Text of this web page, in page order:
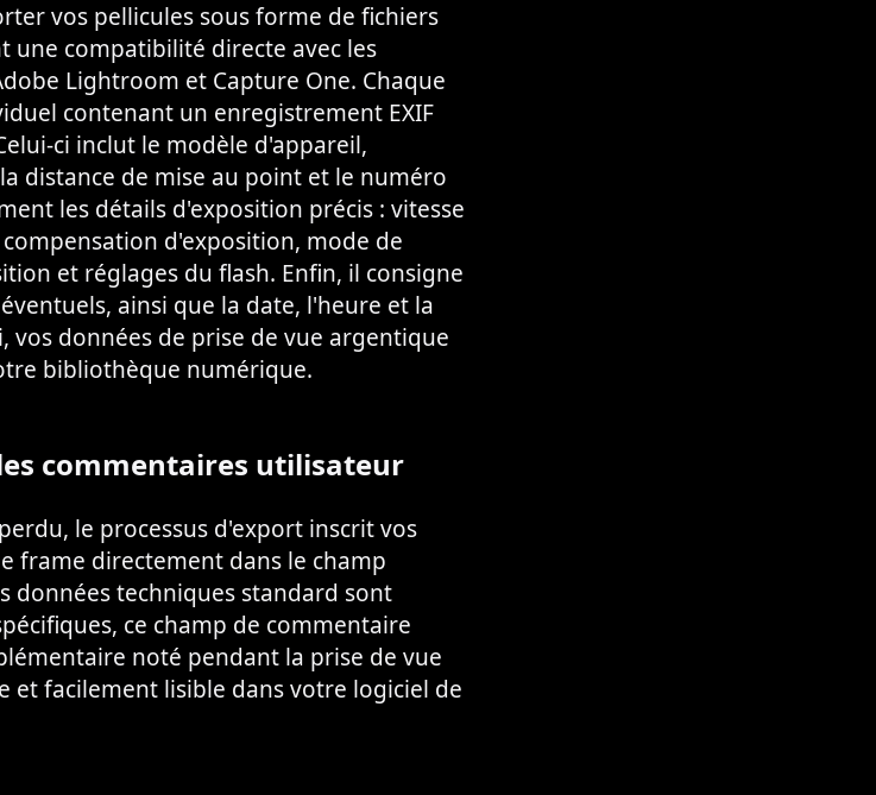
vos pellicules sous forme de fichiers
une compatibilité directe avec les
Lightroom et Capture One. Chaque
contenant un enregistrement EXIF
ci inclut le modèle d'appareil,
distance de mise au point et le numéro
les détails d'exposition précis : vitesse
d'exposition, mode de
et réglages du flash. Enfin, il consigne
ainsi que la date, l'heure et la
vos données de prise de vue argentique
bibliothèque numérique.
commentaires utilisateur
le processus d'export inscrit vos
frame directement dans le champ
données techniques standard sont
ce champ de commentaire
noté pendant la prise de vue
et facilement lisible dans votre logiciel de